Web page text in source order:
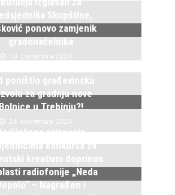
Skupštine,
ponovo zamjenik
gradonačelnika
10. Decembra 2024.
poništio građevinsku
za gradnju nove
u Trebinju?!
24. Novembra 2024.
priznanja
konkursa za
kreativni doprinos
radiofonije „Neda
– Nagrađen i